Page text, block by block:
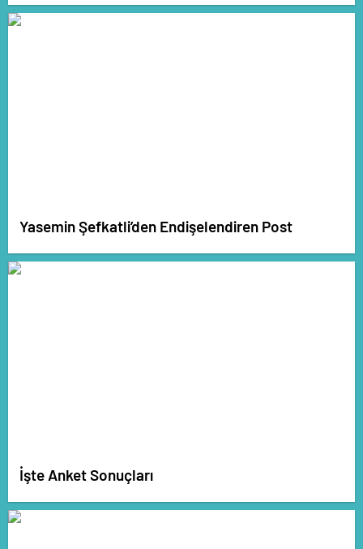
Yasemin Şefkatli’den Endişelendiren Post
İşte Anket Sonuçları